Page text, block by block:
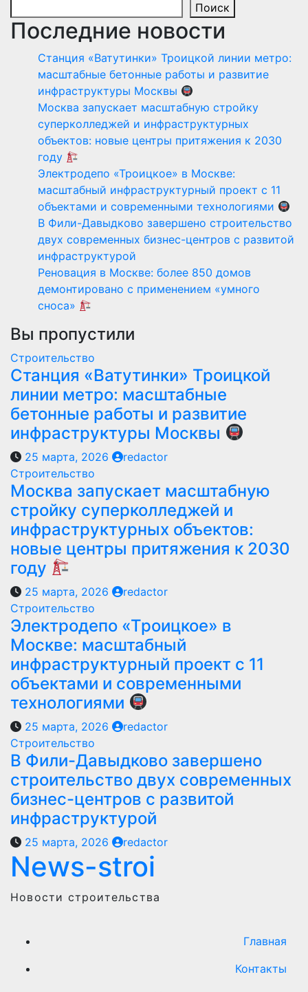
Поиск
Последние новости
Станция «Ватутинки» Троицкой линии метро:
масштабные бетонные работы и развитие
инфраструктуры Москвы
Москва запускает масштабную стройку
суперколледжей и инфраструктурных
объектов: новые центры притяжения к 2030
году
Электродепо «Троицкое» в Москве:
масштабный инфраструктурный проект с 11
объектами и современными технологиями
В Фили-Давыдково завершено строительство
двух современных бизнес-центров с развитой
инфраструктурой
Реновация в Москве: более 850 домов
демонтировано с применением «умного
сноса»
Вы пропустили
Строительство
Станция «Ватутинки» Троицкой
линии метро: масштабные
бетонные работы и развитие
инфраструктуры Москвы
25 марта, 2026
redactor
Строительство
Москва запускает масштабную
стройку суперколледжей и
инфраструктурных объектов:
новые центры притяжения к 2030
году
25 марта, 2026
redactor
Строительство
Электродепо «Троицкое» в
Москве: масштабный
инфраструктурный проект с 11
объектами и современными
технологиями
25 марта, 2026
redactor
Строительство
В Фили-Давыдково завершено
строительство двух современных
бизнес-центров с развитой
инфраструктурой
25 марта, 2026 redactor
News-stroi
Новости строительства
Главная
Контакты